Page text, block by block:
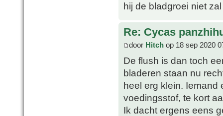
hij de bladgroei niet
Re: Cycas
door Hitch op 18 sep 2020
De flush is dan toch
bladeren staan nu
heel erg klein. Iemand
voedingsstof, te kort
Ik dacht ergens eens